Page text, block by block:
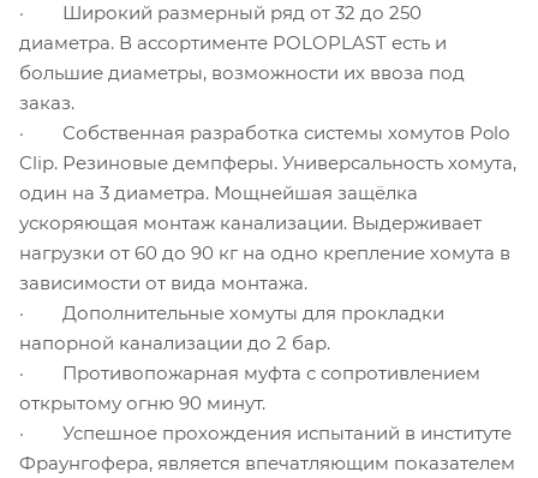
· Широкий размерный ряд от 32 до 250
диаметра. В ассортименте POLOPLAST есть и
большие диаметры, возможности их ввоза под
заказ.
· Собственная разработка системы хомутов Polo
Clip. Резиновые демпферы. Универсальность хомута,
один на 3 диаметра. Мощнейшая защёлка
ускоряющая монтаж канализации. Выдерживает
нагрузки от 60 до 90 кг на одно крепление хомута в
зависимости от вида монтажа.
· Дополнительные хомуты для прокладки
напорной канализации до 2 бар.
· Противопожарная муфта с сопротивлением
открытому огню 90 минут.
· Успешное прохождения испытаний в институте
Фраунгофера, является впечатляющим показателем